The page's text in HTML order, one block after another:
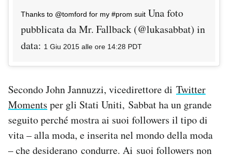
Thanks to @tomford for my #prom suit Una foto
pubblicata da Mr. Fallback (@lukasabbat) in
data: 1 Giu 2015 alle ore 14:28 PDT
Secondo John Jannuzzi, vicedirettore di Twitter
Moments per gli Stati Uniti, Sabbat ha un grande
seguito perché mostra ai suoi followers il tipo di
vita – alla moda, e inserita nel mondo della moda
– che desiderano condurre. Ai suoi followers non